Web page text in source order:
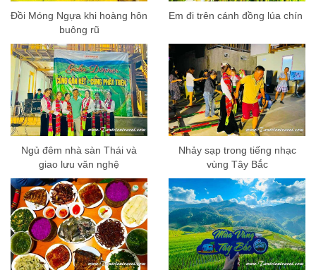
Đồi Móng Ngựa khi hoàng hôn
buông rũ
Em đi trên cánh đồng lúa chín
Ngủ đêm nhà sàn Thái và
giao lưu văn nghệ
Nhảy sạp trong tiếng nhạc
vùng Tây Bắc